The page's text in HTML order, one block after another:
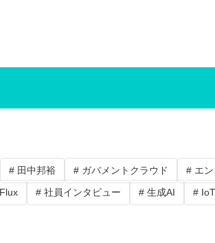
# 田中邦裕 # ガバメントクラウド # エ
# 社員インタビュー # 生成AI # IoT